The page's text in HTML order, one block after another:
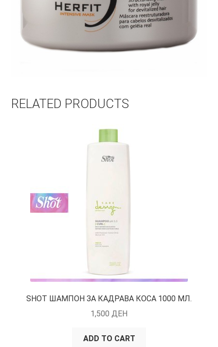
RELATED PRODUCTS
SHOT ШАМПОН ЗА КАДРАВА КОСА 1000 МЛ.
1,500 ДЕН
ADD TO CART